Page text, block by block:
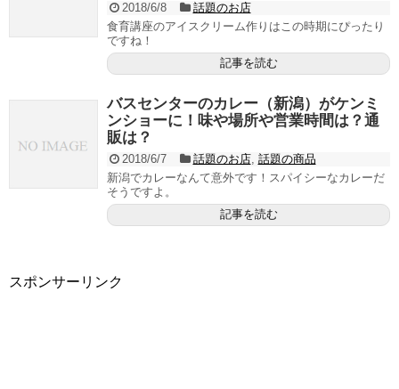
2018/6/8
話題のお店
食育講座のアイスクリーム作りはこの時期にぴったり
ですね！
記事を読む
バスセンターのカレー（新潟）がケンミ
ンショーに！味や場所や営業時間は？通
販は？
2018/6/7 話題のお店, 話題の商品
新潟でカレーなんて意外です！スパイシーなカレーだ
そうですよ。
記事を読む
スポンサーリンク